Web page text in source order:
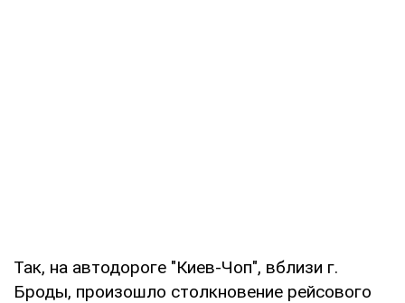
Так, на автодороге "Киев-Чоп", вблизи г.
Броды, произошло столкновение рейсового